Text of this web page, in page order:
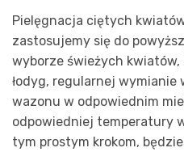
Pielęgnacja ciętych
zastosujemy się do
wyborze świeżych
łodyg, regularnej wymianie
wazonu w odpowiednim
odpowiedniej temperatury
tym prostym krokom,